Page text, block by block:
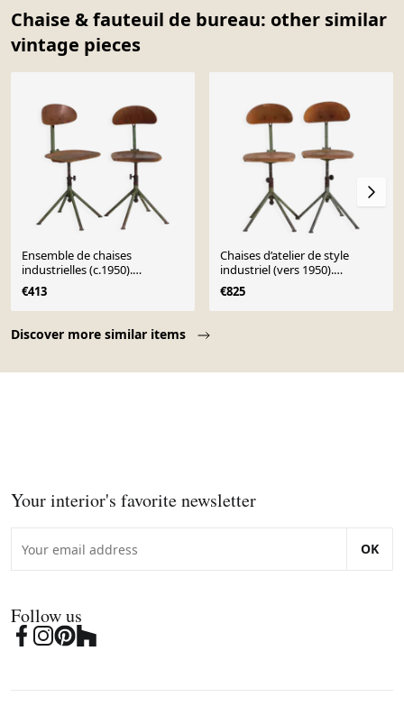
Chaise & fauteuil de bureau: other similar
vintage pieces
Discover more similar items
Ensemble de chaises
industrielles (c.1950).
Ensemble de 2 pièces
€413
Chaises d’atelier de style
industriel (vers 1950).
Ensemble de 4 pièces #1
€825
Your interior's favorite newsletter
OK
Follow us